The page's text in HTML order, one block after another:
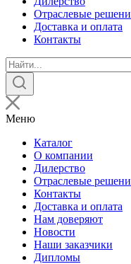
Отраслевые
Доставка и оплата
Контакты
Поиск
товаров
Меню
Каталог
О компании
Дилерство
Отраслевые
Контакты
Доставка и оплата
Нам доверяют
Новости
Наши заказчики
Дипломы